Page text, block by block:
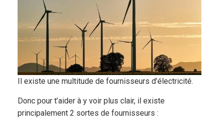
Il existe une multitude de fournisseurs d’électricité.
Donc pour t’aider à y voir plus clair, il existe
principalement 2 sortes de fournisseurs :